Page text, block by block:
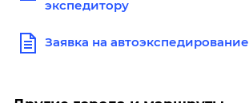
экспедитору
Заявка на автоэкспедирование